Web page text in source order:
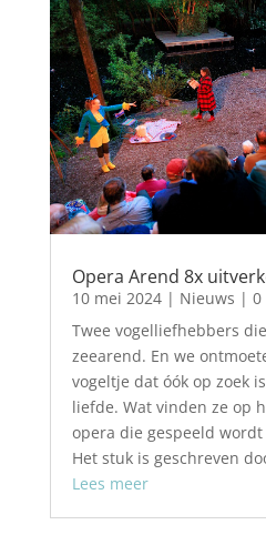
Opera Arend 8x
10 mei 2024| Nieuws | 0
Twee vogelliefhebbers
zeearend. En we
vogeltje dat óók op zoek
liefde. Wat vinden ze op
opera die gespeeld
Het stuk is geschreven
Lees meer